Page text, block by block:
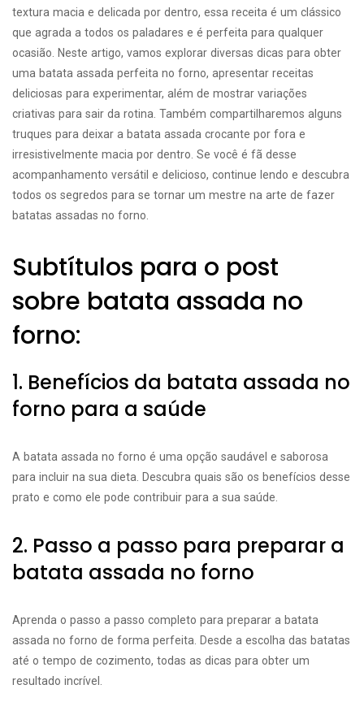
textura macia e delicada por dentro, essa receita é um clássico
que agrada a todos os paladares e é perfeita para qualquer
ocasião. Neste artigo, vamos explorar diversas dicas para obter
uma batata assada perfeita no forno, apresentar receitas
deliciosas para experimentar, além de mostrar variações
criativas para sair da rotina. Também compartilharemos alguns
truques para deixar a batata assada crocante por fora e
irresistivelmente macia por dentro. Se você é fã desse
acompanhamento versátil e delicioso, continue lendo e descubra
todos os segredos para se tornar um mestre na arte de fazer
batatas assadas no forno.
Subtítulos para o post
sobre batata assada no
forno:
1. Benefícios da batata assada no
forno para a saúde
A batata assada no forno é uma opção saudável e saborosa
para incluir na sua dieta. Descubra quais são os benefícios desse
prato e como ele pode contribuir para a sua saúde.
2. Passo a passo para preparar a
batata assada no forno
Aprenda o passo a passo completo para preparar a batata
assada no forno de forma perfeita. Desde a escolha das batatas
até o tempo de cozimento, todas as dicas para obter um
resultado incrível.